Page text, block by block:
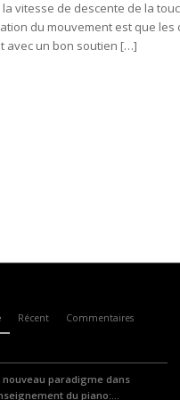
vitesse de descente de la
du mouvement est que les
avec un bon soutien […]
Récent Commentaires
nouveau paradigme dans
du piano:...